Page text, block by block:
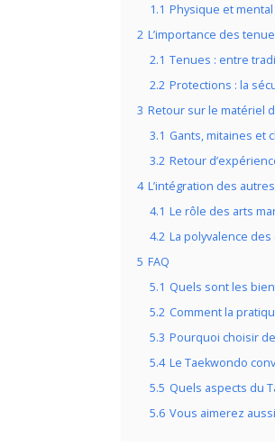
1.1 Physique et
2 L’importance des
2.1 Tenues : entre
2.2 Protections : la
3 Retour sur le matériel
3.1 Gants, mitaines et
3.2 Retour
4 L’intégration des
4.1 Le rôle des arts
4.2 La polyvalence
5 FAQ
5.1 Quels sont les
5.2 Comment la
5.3 Pourquoi choisir
5.4 Le Taekwondo
5.5 Quels aspects du
5.6 Vous aimerez